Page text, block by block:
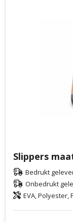
Slippers
Bedrukt
Onbedrukt
EVA, Polyester,